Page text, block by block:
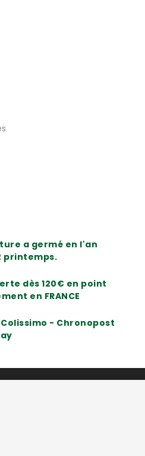
a germé en l'an
printemps.
dès 120€ en point
en FRANCE
- Chronopost